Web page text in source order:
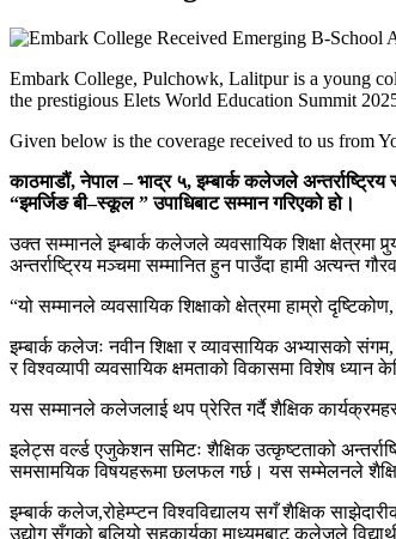
Embark College, Pulchowk, Lalitpur is a young
the prestigious Elets World Education Summit
Given below is the coverage received to us from
काठमाडौं,नेपाल–भाद्र ५,इम्बार्क कलेजले
“इमर्जिङ बी–स्कूल”उपाधिबाट सम्मान गरिएको हो।
उक्त सम्मानले इम्बार्क कलेजले व्यवसायिक शिक्षा क्षेत्रमा
अन्तर्राष्ट्रिय मञ्चमा सम्मानित हुन पाउँदा हामी अत्यन्त
“यो सम्मानले व्यवसायिक शिक्षाको क्षेत्रमा हाम्रो
इम्बार्क कलेजः नवीन शिक्षा र व्यावसायिक अभ्यासको
र विश्वव्यापी व्यवसायिक क्षमताको विकासमा विशेष ध्यान
यस सम्मानले कलेजलाई थप प्रेरित गर्दै शैक्षिक
इलेट्स वर्ल्ड एजुकेशन समिटः शैक्षिक उत्कृष्टताको
समसामयिक विषयहरूमा छलफल गर्छ। यस सम्मेलनले शैक्षिक
इम्बार्क कलेज,रोहेम्प्टन विश्वविद्यालय सगँ शैक्षिक
उद्योग सँगको बलियो सहकार्यका माध्यमबाट कलेजले